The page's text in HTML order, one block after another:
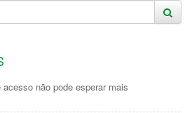
não pode esperar mais